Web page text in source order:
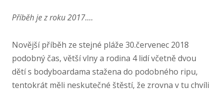
Příběh je z roku 2017....
Novější příběh ze stejné pláže 30.červenec 2018
podobný čas, větší vlny a rodina 4 lidí včetně dvou
dětí s bodyboardama stažena do podobného ripu,
tentokrát měli neskutečné štěstí, že zrovna v tu chvíli